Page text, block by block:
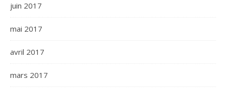
juin 2017
mai 2017
avril 2017
mars 2017